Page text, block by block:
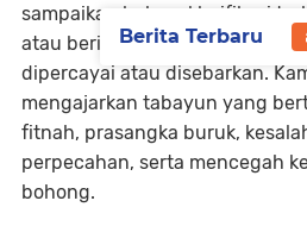
sampaikan bahwa klarifikasi
atau berita untuk memastikan
dipercayai atau disebarkan.
mengajarkan tabayun yang
fitnah, prasangka buruk,
perpecahan, serta mencegah
bohong.
Berita Terbaru